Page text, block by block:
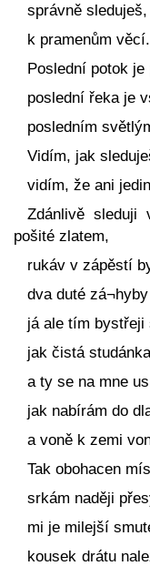
správně
k pramenům věcí.
Poslední potok
poslední řeka je
posledním
Vidím, jak
vidím, že ani
Zdánlivě sleduji
pošité zlatem,
rukáv v zápěstí
dva duté
já ale tím bystřeji
jak čistá
a ty se na mne
jak nabírám do
a voně k zemi
Tak obohacen
srkám naději
mi je milejší
kousek drátu